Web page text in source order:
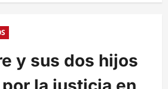
y sus dos hijos